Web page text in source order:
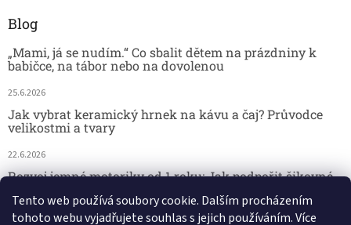
Tento web používá soubory cookie. Dalším procházením
tohoto webu vyjadřujete souhlas s jejich používáním. Více
Blog
„Mami, já se nudím.“ Co sbalit dětem na prázdniny k
babičce, na tábor nebo na dovolenou
25.6.2026
Jak vybrat keramický hrnek na kávu a čaj? Průvodce
velikostmi a tvary
22.6.2026
Rozvoj jemné motoriky od 1 roku: Jak podpořit šikovné
18.6.2026